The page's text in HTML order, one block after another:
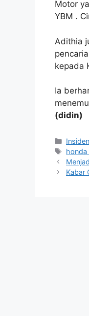
Motor
YBM .
Adithia
kepada
Ia
(didin)
Kategori
Insiden
Tag
honda
Kabar